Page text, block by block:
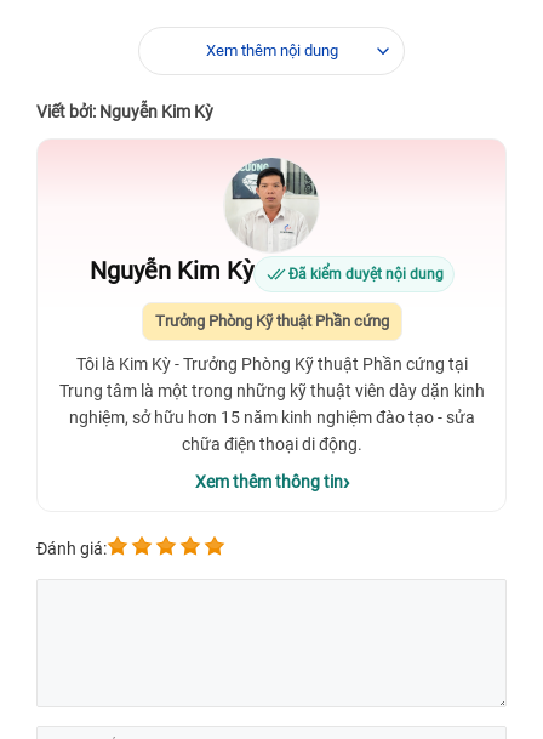
Xem thêm nội dung
Viết bởi: Nguyễn Kim Kỳ
Nguyễn Kim Kỳ Đã kiểm duyệt nội dung
Trưởng Phòng Kỹ thuật Phần cứng
Tôi là Kim Kỳ - Trưởng Phòng Kỹ thuật Phần cứng tại
Trung tâm là một trong những kỹ thuật viên dày dặn kinh
nghiệm, sở hữu hơn 15 năm kinh nghiệm đào tạo - sửa
chữa điện thoại di động.
Xem thêm thông tin
Đánh giá: